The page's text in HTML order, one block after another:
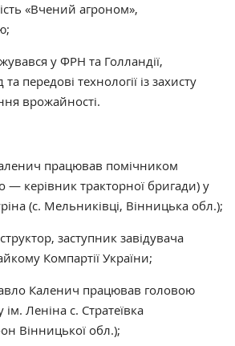
«Вчений агроном»,
у ФРН та Голландії,
передові технології із захисту
врожайності.
працював помічником
— керівник тракторної бригади) у
(с. Мельниківці, Вінницька обл.);
заступник завідувача
Компартії України;
Каленич працював головою
Леніна с. Стратеївка
Вінницької обл.);